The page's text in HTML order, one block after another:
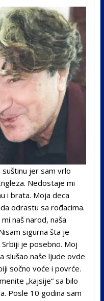
suštinu jer sam vrlo
Nedostaje mi
i brata. Moja deca
odrastu sa rođacima.
naš narod, naša
sigurna šta je
je posebno. Moj
slušao naše ljude ovde
sočno voće i povrće.
„kajsije“ sa bilo
Posle 10 godina sam